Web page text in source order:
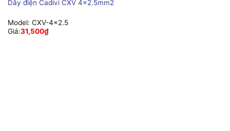
Dây điện Cadivi CXV 4×2.5mm2
Model: CXV-4x2.5
Giá:31,500₫